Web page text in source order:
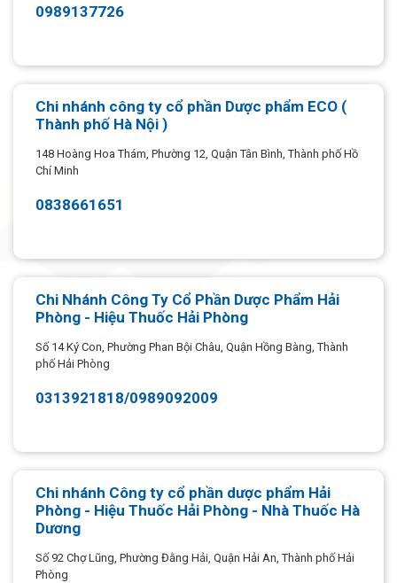
0989137726
Chi nhánh công ty cổ phần Dược phẩm ECO (
Thành phố Hà Nội )
148 Hoàng Hoa Thám, Phường 12, Quận Tân Bình, Thành phố Hồ
Chí Minh
0838661651
Chi Nhánh Công Ty Cổ Phần Dược Phẩm Hải
Phòng - Hiệu Thuốc Hải Phòng
Số 14 Ký Con, Phường Phan Bội Châu, Quận Hồng Bàng, Thành
phố Hải Phòng
0313921818/0989092009
Chi nhánh Công ty cổ phần dược phẩm Hải
Phòng - Hiệu Thuốc Hải Phòng - Nhà Thuốc Hà
Dương
Số 92 Chợ Lũng, Phường Đằng Hải, Quận Hải An, Thành phố Hải
Phòng